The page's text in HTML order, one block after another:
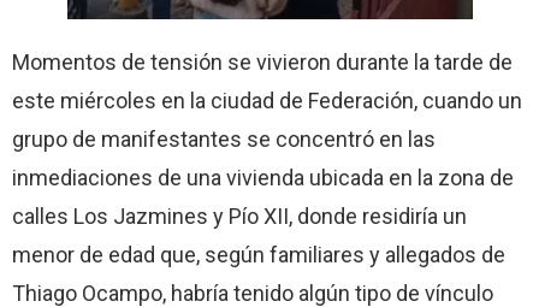
Momentos de tensión se vivieron durante la tarde de
este miércoles en la ciudad de Federación, cuando un
grupo de manifestantes se concentró en las
inmediaciones de una vivienda ubicada en la zona de
calles Los Jazmines y Pío XII, donde residiría un
menor de edad que, según familiares y allegados de
Thiago Ocampo, habría tenido algún tipo de vínculo